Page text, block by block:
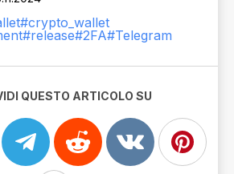
#crypto_wallet
#release#2FA#Telegram
QUESTO ARTICOLO SU